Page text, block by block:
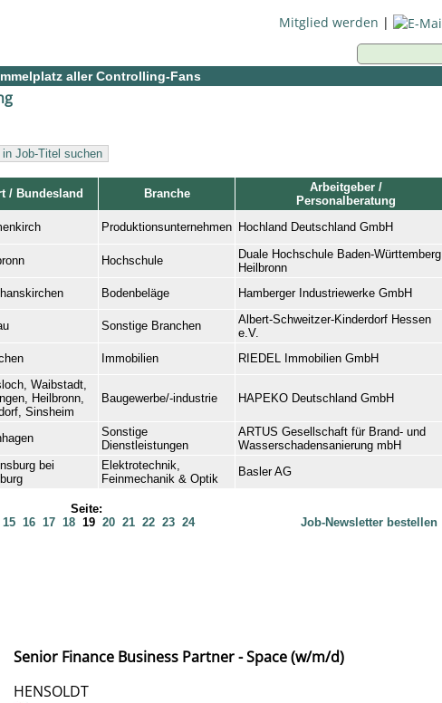
Mitglied werden |
aller Controlling-Fans
/ Bundesland Branche
Arbeitgeber /
Personalberatung
Produktionsunternehmen Hochland Deutschland GmbH
Hochschule
Duale Hochschule Baden-Württemberg
Heilbronn
Bodenbeläge Hamberger Industriewerke GmbH
Sonstige Branchen
Albert-Schweitzer-Kinderdorf Hessen
e.V.
Immobilien RIEDEL Immobilien GmbH
Waibstadt,
Heilbronn,
Sinsheim
Baugewerbe/-industrie HAPEKO Deutschland GmbH
Sonstige
Dienstleistungen
ARTUS Gesellschaft für Brand- und
Wasserschadensanierung mbH
bei
Elektrotechnik,
Feinmechanik & Optik
Basler AG
Seite:
15 16 17 18 19 20 21 22 23 24 Job-Newsletter bestellen
Senior Finance Business Partner - Space (w/m/d)
HENSOLDT